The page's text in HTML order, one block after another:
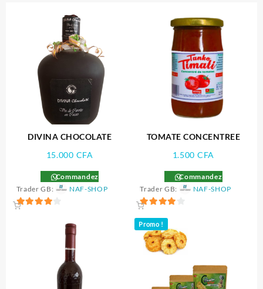
DIVINA CHOCOLATE
15.000 CFA
Commandez
Trader GB:
NAF-SHOP
TOMATE CONCENTREE
1.500 CFA
Commandez
Trader GB:
NAF-SHOP
sur 5
Promo !